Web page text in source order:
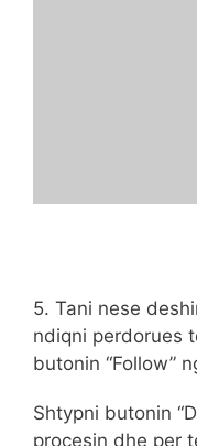
5. Tani nese
ndiqni perdorues
butonin “Follow”
Shtypni butonin
procesin dhe per